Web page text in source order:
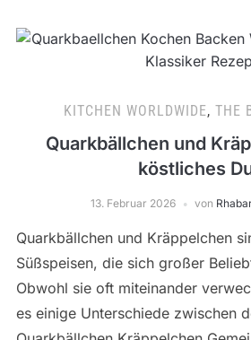
KITCHEN WORLDWIDE, THE
Quarkbällchen und
köstliches
13. Februar 2026 von
Quarkbällchen und Kräppelchen
Süßspeisen, die sich großer
Obwohl sie oft miteinander
es einige Unterschiede zwischen